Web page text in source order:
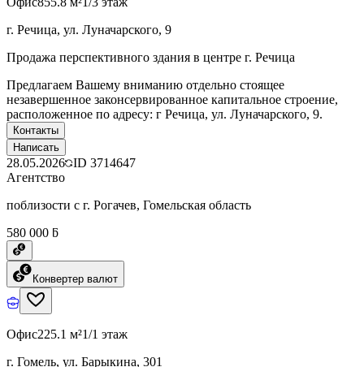
г. Речица, ул. Луначарского, 9
Продажа перспективного здания в центре г. Речица
Предлагаем Вашему вниманию отдельно стоящее
незавершенное законсервированное капитальное строение,
расположенное по адресу: г Речица, ул. Луначарского, 9.
Контакты
Написать
28.05.2026 ID 3714647
Агентство
поблизости с г. Рогачев, Гомельская область
580 000 ƃ
Конвертер валют
Офис225.1 м²1/1 этаж
г. Гомель, ул. Барыкина, 301